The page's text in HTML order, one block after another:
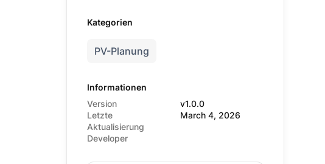
Kategorien
PV-Planung
Informationen
Version
v1.0.0
Letzte
Aktualisierung
March 4, 2026
Developer